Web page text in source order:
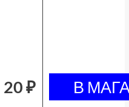
20 ₽